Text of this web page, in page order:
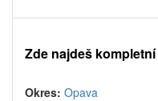
Zde najdeš
Okres: Opava